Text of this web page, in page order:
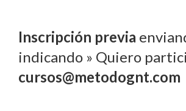
Inscripción previa
indicando » Quiero
cursos@metodognt.com